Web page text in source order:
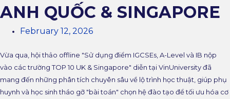
ANH QUỐC & SINGAPORE
February 12, 2026
Vừa qua, hội thảo offline "Sử dụng điểm IGCSEs, A-Level và IB nộp
vào các trường TOP 10 UK & Singapore" diễn tại VinUniversity đã
mang đến những phân tích chuyên sâu về lộ trình học thuật, giúp phụ
huynh và học sinh tháo gỡ "bài toán" chọn hệ đào tạo để tối ưu hóa cơ